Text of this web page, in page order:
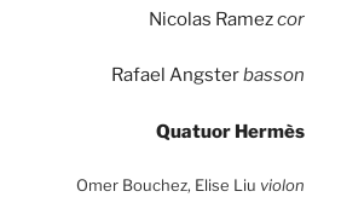
Nicolas Ramezcor
Rafael Angsterbasson
Quatuor Hermès
Omer Bouchez, Elise Liu violon